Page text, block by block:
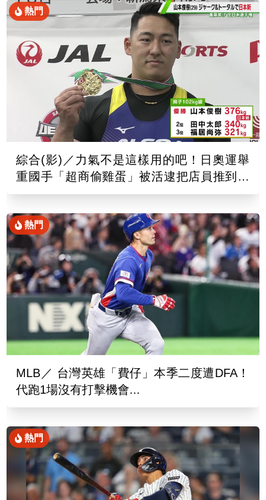
熱門
綜合(影)／力氣不是這樣用的吧！日奧運舉
重國手「超商偷雞蛋」被活逮把店員推到骨
折
熱門
MLB／ 台灣英雄「費仔」本季二度遭DFA！
代跑1場沒有打擊機會...
熱門